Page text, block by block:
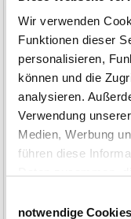
Wir verwenden
Funktionen dieser
personalisieren,
können und die
analysieren.
Verwendung
Medien, Werbung
führen diese
haben.
notwendige Cookies
für Sicherheitsschuhe